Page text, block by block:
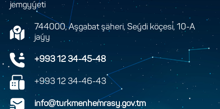
jemgyýeti
744000, Aşgabat şäheri, Seýdi köçesi, 10-A
jaýy
+993 12 34-45-48
+993 12 34-46-43
info@turkmenhemrasy.gov.tm